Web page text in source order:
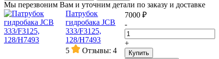
Мы перезвоним Вам и уточним детали по заказу и доставке
Патрубок
гидробака JCB
333/F3125,
128/H7493
5
Отзывы: 4
7000 ₽
-
+
Купить